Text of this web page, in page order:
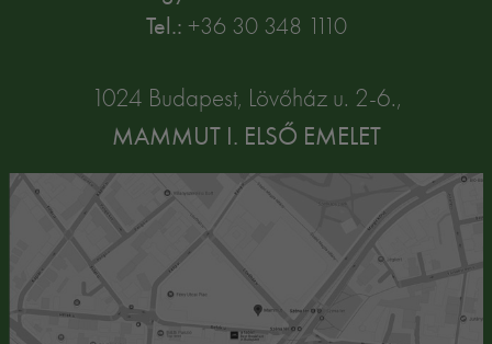
Tel.: +36 30 348 1110
1024 Budapest, Lövőház u. 2-6.,
MAMMUT I. ELSŐ EMELET